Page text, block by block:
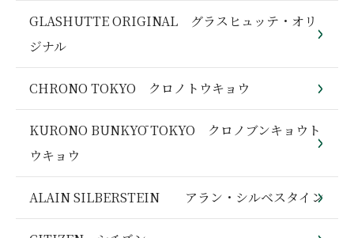
GLASHUTTE ORIGINAL グラスヒュッテ・オリ
ジナル
CHRONO TOKYO クロノトウキョウ
KURONO BUNKYŌ TOKYO クロノブンキョウト
ウキョウ
ALAIN SILBERSTEIN アラン・シルベスタイン